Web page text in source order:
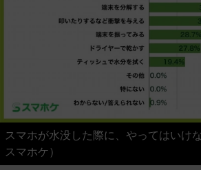
スマホが水没した際に、やってはいけ
スマホケ）